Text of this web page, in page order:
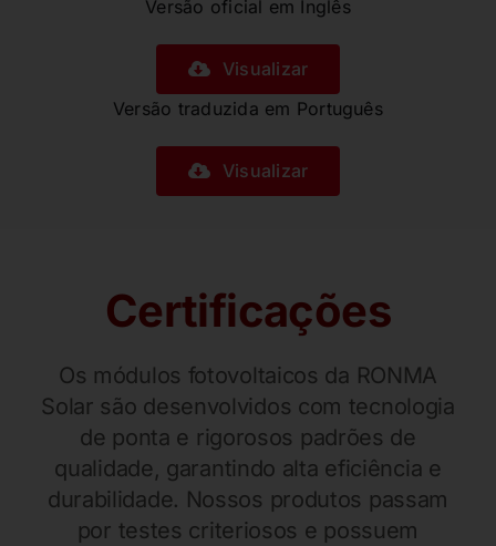
Versão oficial em Inglês
Visualizar
Versão traduzida em Português
Visualizar
Certificações
Os módulos fotovoltaicos da RONMA
Solar são desenvolvidos com tecnologia
de ponta e rigorosos padrões de
qualidade, garantindo alta eficiência e
durabilidade. Nossos produtos passam
por testes criteriosos e possuem